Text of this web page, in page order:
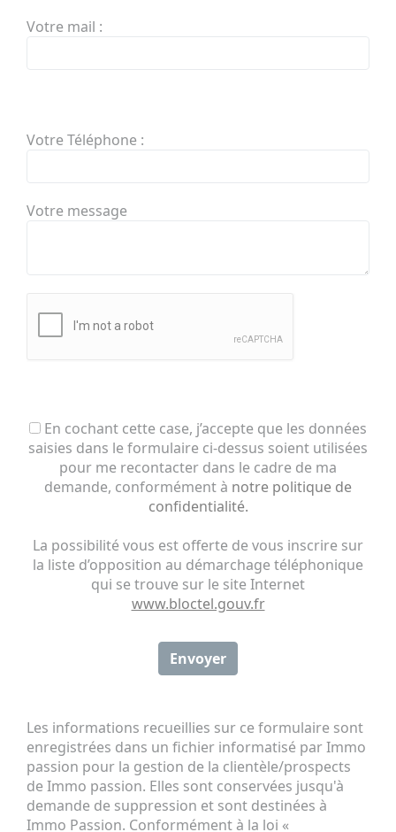
Votre mail :
Votre Téléphone :
Votre message
En cochant cette case, j’accepte que les données
saisies dans le formulaire ci-dessus soient utilisées
pour me recontacter dans le cadre de ma
demande, conformément à notre politique de
confidentialité.
La possibilité vous est offerte de vous inscrire sur
la liste d’opposition au démarchage téléphonique
qui se trouve sur le site Internet
www.bloctel.gouv.fr
Envoyer
Les informations recueillies sur ce formulaire sont
enregistrées dans un fichier informatisé par Immo
passion pour la gestion de la clientèle/prospects
de Immo passion. Elles sont conservées jusqu'à
demande de suppression et sont destinées à
Immo Passion. Conformément à la loi «